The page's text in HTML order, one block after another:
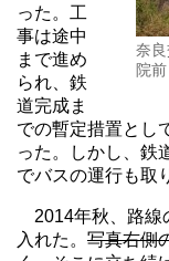
奈
院
った。工
事は途中
まで進め
られ、鉄
道完成ま
での暫定措置とし
った。しかし、鉄
でバスの運行も取
2014年秋、路線
入れた。 写真右側